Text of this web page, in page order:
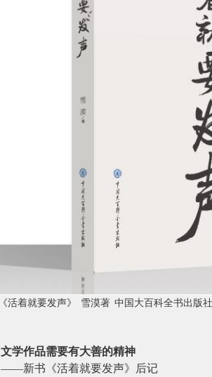
《活着就要发声》 雪漠著 中国大百科全书出版
文学作品需要有大善的精神
——新书《活着就要发声》后记